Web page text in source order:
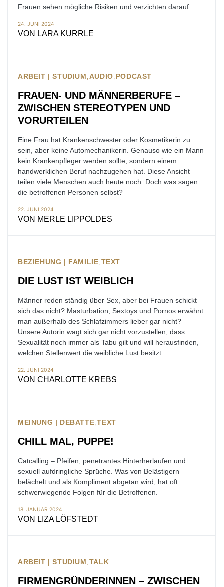
Frauen sehen mögliche Risiken und verzichten darauf.
24. JUNI 2024
VON LARA KURRLE
ARBEIT | STUDIUM AUDIO PODCAST
FRAUEN- UND MÄNNERBERUFE –
ZWISCHEN STEREOTYPEN UND
VORURTEILEN
Eine Frau hat Krankenschwester oder Kosmetikerin zu
sein, aber keine Automechanikerin. Genauso wie ein Mann
kein Krankenpfleger werden sollte, sondern einem
handwerklichen Beruf nachzugehen hat. Diese Ansicht
teilen viele Menschen auch heute noch. Doch was sagen
die betroffenen Personen selbst?
22. JUNI 2024
VON MERLE LIPPOLDES
BEZIEHUNG | FAMILIE TEXT
DIE LUST IST WEIBLICH
Männer reden ständig über Sex, aber bei Frauen schickt
sich das nicht? Masturbation, Sextoys und Pornos erwähnt
man außerhalb des Schlafzimmers lieber gar nicht?
Unsere Autorin wagt sich gar nicht vorzustellen, dass
Sexualität noch immer als Tabu gilt und will herausfinden,
welchen Stellenwert die weibliche Lust besitzt.
22. JUNI 2024
VON CHARLOTTE KREBS
MEINUNG | DEBATTE TEXT
CHILL MAL, PUPPE!
Catcalling – Pfeifen, penetrantes Hinterherlaufen und
sexuell aufdringliche Sprüche. Was von Belästigern
belächelt und als Kompliment abgetan wird, hat oft
schwerwiegende Folgen für die Betroffenen.
18. JANUAR 2024
VON LIZA LÖFSTEDT
ARBEIT | STUDIUM TALK
FIRMENGRÜNDERINNEN – ZWISCHEN